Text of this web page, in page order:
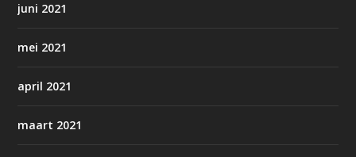
juni 2021
mei 2021
april 2021
maart 2021